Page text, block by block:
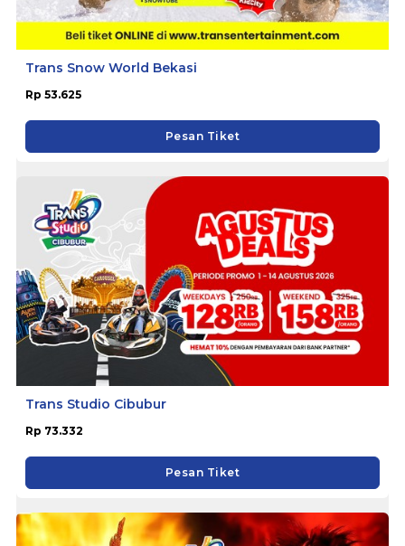
Trans Snow World Bekasi
Rp 53.625
Pesan Tiket
Trans Studio Cibubur
Rp 73.332
Pesan Tiket